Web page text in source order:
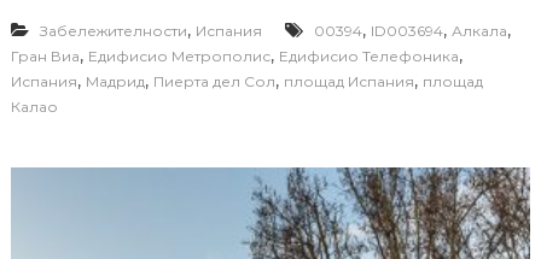
Забележителности, Испания 00394, ID003694, Алкала,
Гран Виа, Едифисио Метрополис, Едифисио Телефоника,
Испания, Мадрид, Пиерта дел Сол, площад Испания, площад
Калао